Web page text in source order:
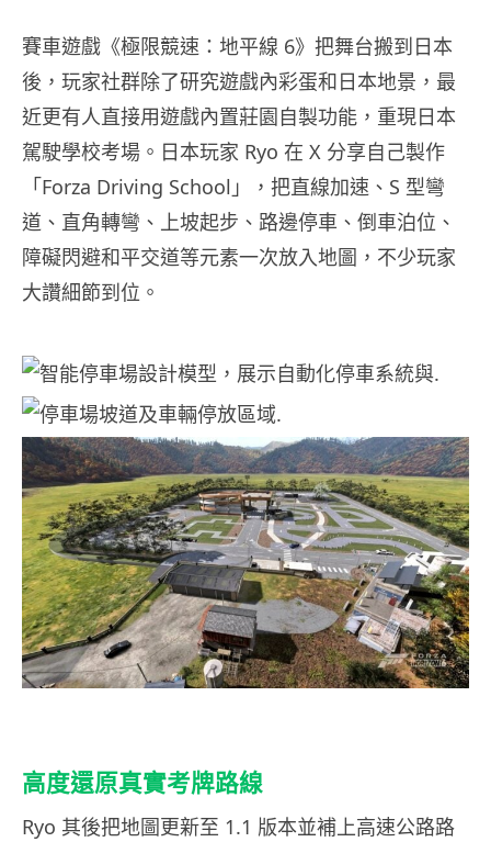
賽車遊戲《極限競速：地平線 6》把舞台搬到日本
後，玩家社群除了研究遊戲內彩蛋和日本地景，最
近更有人直接用遊戲內置莊園自製功能，重現日本
駕駛學校考場。日本玩家 Ryo 在 X 分享自己製作
「Forza Driving School」，把直線加速、S 型彎
道、直角轉彎、上坡起步、路邊停車、倒車泊位、
障礙閃避和平交道等元素一次放入地圖，不少玩家
大讚細節到位。
高度還原真實考牌路線
Ryo 其後把地圖更新至 1.1 版本並補上高速公路路